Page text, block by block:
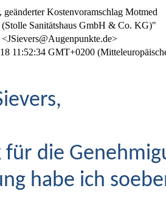
geänderter Kostenvoramschlag Motmed
Sanitätshaus GmbH & Co. KG)"
11:52:34 GMT+0200
für die
habe ich